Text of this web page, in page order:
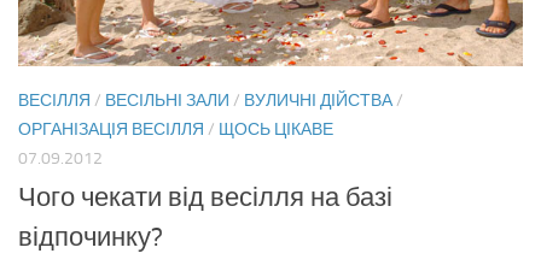
ВЕСІЛЛЯ / ВЕСІЛЬНІ ЗАЛИ / ВУЛИЧНІ ДІЙСТВА/
ОРГАНІЗАЦІЯ ВЕСІЛЛЯ / ЩОСЬ ЦІКАВЕ
07.09.2012
Чого чекати від весілля на базі
відпочинку?